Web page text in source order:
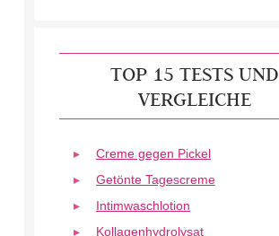
TOP 15 TESTS UND
VERGLEICHE
Creme gegen Pickel
Getönte Tagescreme
Intimwaschlotion
Kollagenhydrolysat